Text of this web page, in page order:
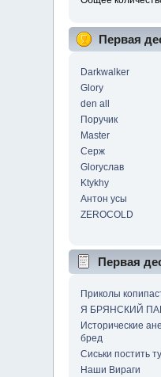
Первая
Darkwalker
Glory
den all
Поручик
Master
Серж
Gloryслав
Ktykhy
Антон усы
ZEROCOLD
Первая
Приколы
Я БРЯНСКИЙ
Исторические
бред
Сиськи постить
Наши Вираги